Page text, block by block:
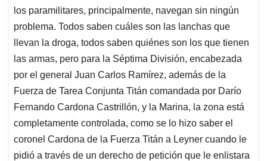
los paramilitares, principalmente, navegan sin ningún
problema. Todos saben cuáles son las lanchas que
llevan la droga, todos saben quiénes son los que tienen
las armas, pero para la Séptima División, encabezada
por el general Juan Carlos Ramírez, además de la
Fuerza de Tarea Conjunta Titán comandada por Darío
Fernando Cardona Castrillón, y la Marina, la zona está
completamente controlada, como se lo hizo saber el
coronel Cardona de la Fuerza Titán a Leyner cuando le
pidió a través de un derecho de petición que le enlistara